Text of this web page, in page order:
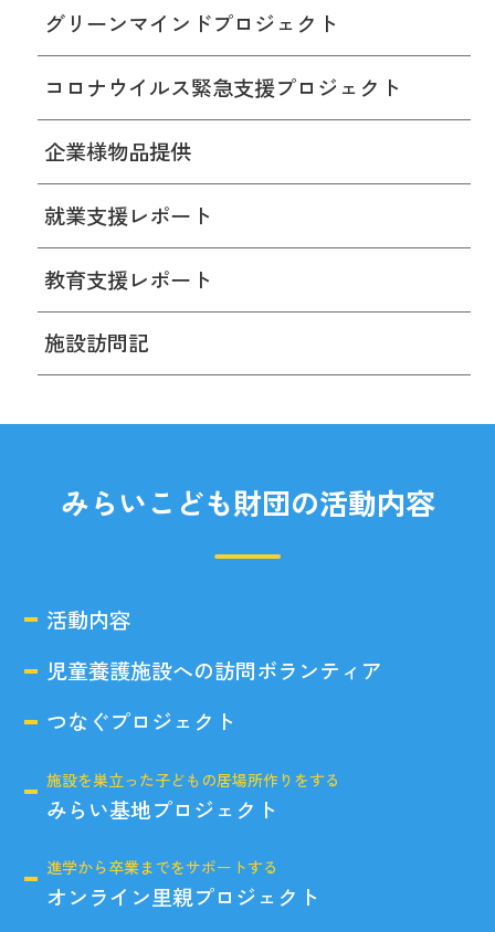
グリーンマインドプロジェクト
コロナウイルス緊急支援プロジェクト
企業様物品提供
就業支援レポート
教育支援レポート
施設訪問記
みらいこども財団の活動内容
活動内容
児童養護施設への訪問ボランティア
つなぐプロジェクト
施設を巣立った子どもの居場所作りをする
みらい基地プロジェクト
進学から卒業までをサポートする
オンライン里親プロジェクト